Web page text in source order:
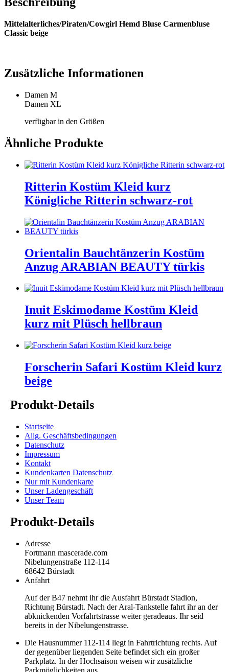
Mittelalterliches/Piraten/Cowgirl Hemd Bluse Carmenbluse
Classic beige
Zusätzliche Informationen
Damen M
Damen XL
verfügbar in den Größen
Ähnliche Produkte
Ritterin Kostüm Kleid kurz
Königliche Ritterin schwarz-rot
Orientalin Bauchtänzerin Kostüm
Anzug ARABIAN BEAUTY türkis
Inuit Eskimodame Kostüm Kleid
kurz mit Plüsch hellbraun
Forscherin Safari Kostüm Kleid kurz
beige
Produkt-Details
Startseite
Allg. Geschäftsbedingungen
Datenschutz
Impressum
Kontakt
Kundenkarten Datenschutz
Nur mit Kundenkarte
Unser Ladengeschäft
Unser Team
Produkt-Details
Adresse
Fortmann mascerade.com
Nibelungenstraße 112-114
68642 Bürstadt
Anfahrt
Auf der B47 nehmt ihr die Ausfahrt Bürstadt Stadion,
Richtung Bürstadt. Nach der Aral-Tankstelle fahrt ihr an der
abknickenden Vorfahrtstrasse weiter geradeaus. Ihr seid
bereits in der Nibelungenstrasse.
Die Hausnummer 112-114 liegt in Fahrtrichtung rechts. Auf
der gegenüber liegenden Seite befindet sich ein großer
Parkplatz. In der Hochsaison weisen wir zusätzliche
Parkmöglichkeiten aus.